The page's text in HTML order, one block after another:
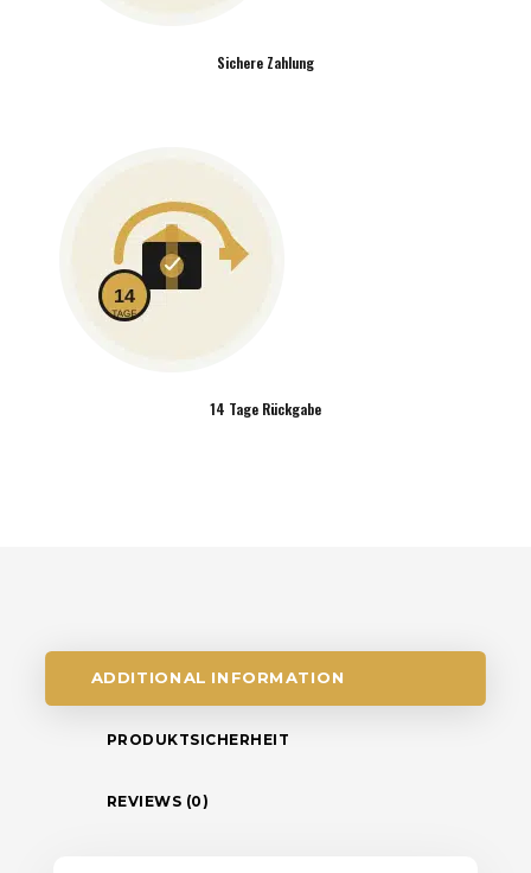
Sichere Zahlung
14 Tage Rückgabe
ADDITIONAL INFORMATION
PRODUKTSICHERHEIT
REVIEWS (0)